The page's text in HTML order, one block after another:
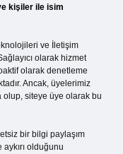
kişiler ile isim
ve İletişim
olarak hizmet
olarak denetleme
Ancak, üyelerimiz
olup, siteye üye olarak bu
bir bilgi paylaşım
olduğunu